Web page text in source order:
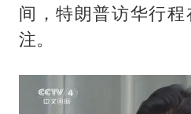
间，特朗普访华行
注。